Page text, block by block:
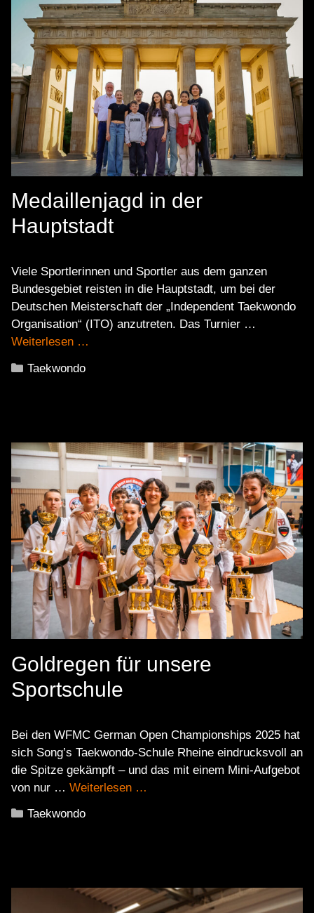
Medaillenjagd in der
Hauptstadt
Viele Sportlerinnen und Sportler aus dem ganzen
Bundesgebiet reisten in die Hauptstadt, um bei der
Deutschen Meisterschaft der „Independent Taekwondo
Organisation“ (ITO) anzutreten. Das Turnier …
Weiterlesen …
Kategorien
Taekwondo
Goldregen für unsere
Sportschule
Bei den WFMC German Open Championships 2025 hat
sich Song’s Taekwondo-Schule Rheine eindrucksvoll an
die Spitze gekämpft – und das mit einem Mini-Aufgebot
von nur … Weiterlesen …
Kategorien
Taekwondo